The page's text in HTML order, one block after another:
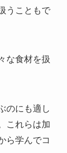
うこともで
な食材を扱
のにも適し
これらは加
ら学んでコ